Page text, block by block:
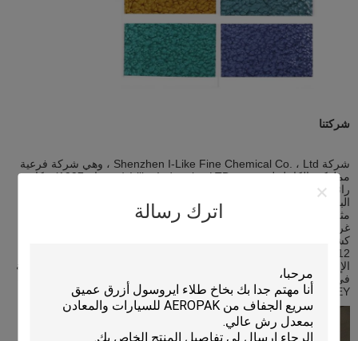
اترك رسالة
شركتنا
شركة Shenzhen I-Like Fine Chemical Co. ، Ltd ، وهي شركة فرعية
مملوكة بالكامل لمجموعة I-like Industries LTD (منذ عام 1997) ، كانت
رائدة في تصنيع وتسويق منتجات العناية بالسيارات والطلاء بالرش ورغوة
البولي يوريثان ومانعات التسرب المصنوعة من السيليكون وما إلى ذلك. -
مثل المدير العام إريك جونكن بينغ ، أسس تونغ شياو يون مع وو جون ،
الإلكترونية في Shenzhen ، وهي الشركة الرائدة في أكثر من 600 شركة
B2B: Alibaba ، Made-in-China ، TRADEKEY ، إلخ.